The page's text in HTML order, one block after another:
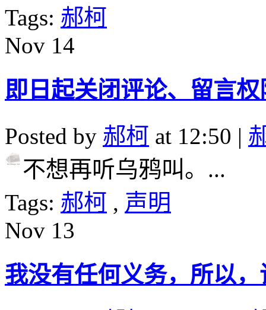
Tags: 郝柯
Nov 14
即日起关闭评论、留言权
Posted by 郝柯 at 12:50 |
不想再听乌鸦叫。...
Tags: 郝柯 , 声明
Nov 13
我没有任何义务，所以